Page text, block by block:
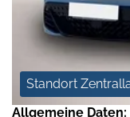
Standort
Allgemeine Daten: